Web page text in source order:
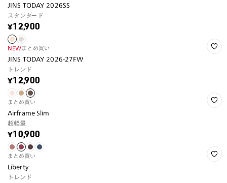
JINS TODAY 2026SS
スタンダード
¥12,900
NEWまとめ買い
JINS TODAY 2026-27FW
トレンド
¥12,900
まとめ買い
Airframe Slim
超軽量
¥10,900
まとめ買い
Liberty
トレンド